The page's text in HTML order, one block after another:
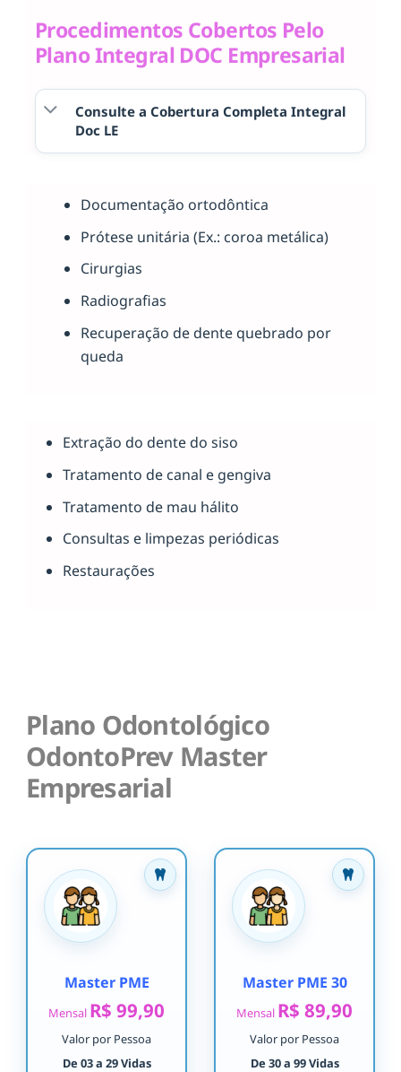
Procedimentos Cobertos Pelo
Plano Integral DOC Empresarial
Consulte a Cobertura Completa Integral
Doc LE
Documentação ortodôntica
Prótese unitária (Ex.: coroa metálica)
Cirurgias
Radiografias
Recuperação de dente quebrado por
queda
Extração do dente do siso
Tratamento de canal e gengiva
Tratamento de mau hálito
Consultas e limpezas periódicas
Restaurações
Plano Odontológico
OdontoPrev Master
Empresarial
Master PME
Mensal R$ 99,90
Valor por Pessoa
De 03 a 29 Vidas
Master PME 30
Mensal R$ 89,90
Valor por Pessoa
De 30 a 99 Vidas